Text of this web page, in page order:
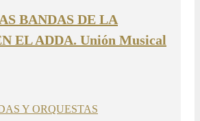
BANDAS DE LA
EL ADDA. Unión Musical
Y ORQUESTAS